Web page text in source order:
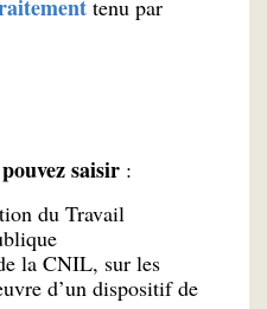
tenu par
saisir :
du Travail
la CNIL, sur les
d’un dispositif de